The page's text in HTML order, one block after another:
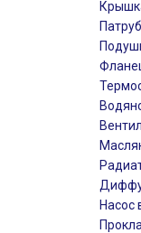
Насос